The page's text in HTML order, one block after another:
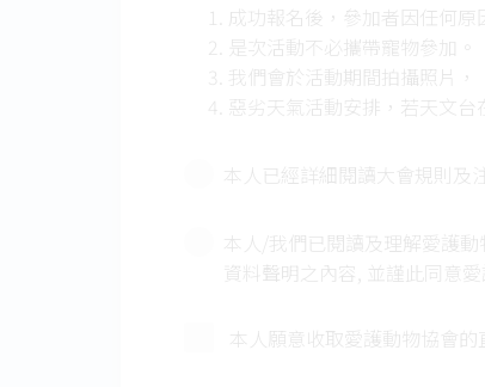
成功報名後，參加者因任何原
是次活動不必攜帶寵物參加。
我們會於活動期間拍攝照片
惡劣天氣活動安排，若天文
「愛協」將保留最終決定權
本人已經詳細閱讀大會規則及
本人/我們已閱讀及理解愛護
資料聲明之內容, 並謹此同意
本人願意收取愛護動物協會